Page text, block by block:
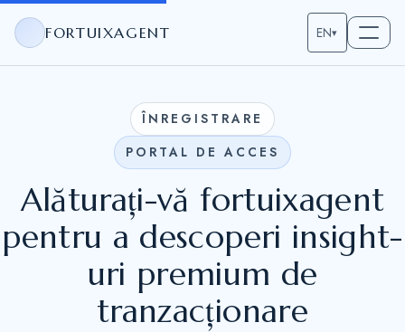
FORTUIXAGENT EN▾
ÎNREGISTRARE
PORTAL DE ACCES
Alăturați-vă fortuixagent
pentru a descoperi insight-
uri premium de
tranzacționare